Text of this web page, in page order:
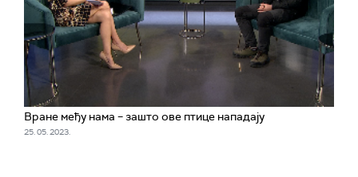
Вране међу нама – зашто ове птице нападају
25. 05. 2023.